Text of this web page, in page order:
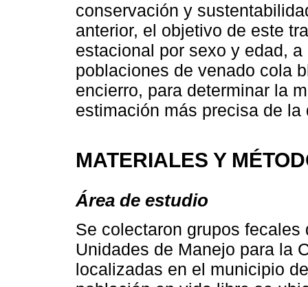
conservación y
anterior, el objetivo de este
estacional por sexo y edad,
poblaciones de venado cola
encierro, para determinar la
estimación más precisa de
MATERIALES Y
Área de estudio
Se colectaron grupos
Unidades de Manejo para la
localizadas en el municipio